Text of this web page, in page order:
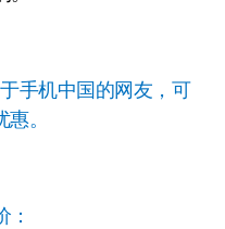
手机中国的网友，可
。